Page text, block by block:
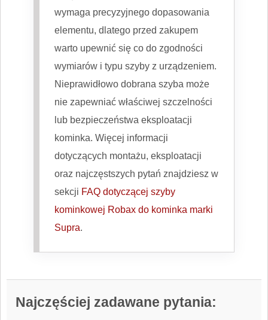
wymaga precyzyjnego dopasowania
elementu, dlatego przed zakupem
warto upewnić się co do zgodności
wymiarów i typu szyby z urządzeniem.
Nieprawidłowo dobrana szyba może
nie zapewniać właściwej szczelności
lub bezpieczeństwa eksploatacji
kominka. Więcej informacji
dotyczących montażu, eksploatacji
oraz najczęstszych pytań znajdziesz w
sekcji FAQ dotyczącej szyby
kominkowej Robax do kominka marki
Supra.
Najczęściej zadawane pytania: